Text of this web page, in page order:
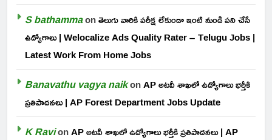
S bathammaonతెలుగు వారికి పరీక్ష లేకుండా ఇంటి నుండి పని చేసే
ఉద్యోగాలు | Welocalize Ads Quality Rater – Telugu Jobs |
Latest Work From Home Jobs
Banavathu vagya naikonAP అటవీ శాఖలో ఉద్యోగాలు భర్తీకి
ప్రతిపాదనలు | AP Forest Department Jobs Update
K RavionAP అటవీ శాఖలో ఉద్యోగాలు భర్తీకి ప్రతిపాదనలు | AP